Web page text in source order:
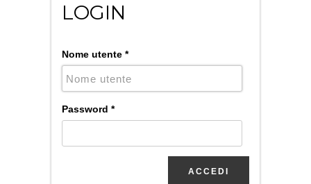
LOGIN
Nome utente *
Password *